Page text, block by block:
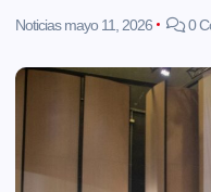
Noticias mayo 11, 2026 0